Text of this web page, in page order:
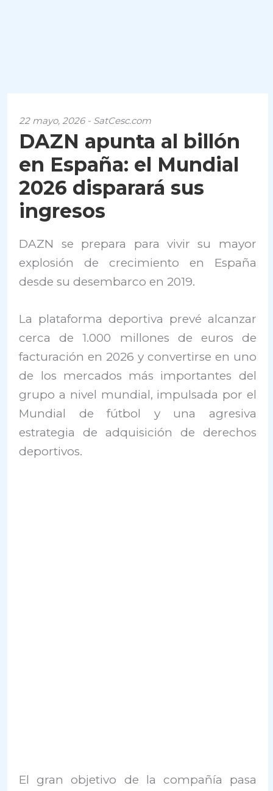
22 mayo, 2026 - SatCesc.com
DAZN apunta al billón
en España: el Mundial
2026 disparará sus
ingresos
DAZN se prepara para vivir su mayor
explosión de crecimiento en España
desde su desembarco en 2019.
La plataforma deportiva prevé alcanzar
cerca de 1.000 millones de euros de
facturación en 2026 y convertirse en uno
de los mercados más importantes del
grupo a nivel mundial, impulsada por el
Mundial de fútbol y una agresiva
estrategia de adquisición de derechos
deportivos.
El gran objetivo de la compañía pasa